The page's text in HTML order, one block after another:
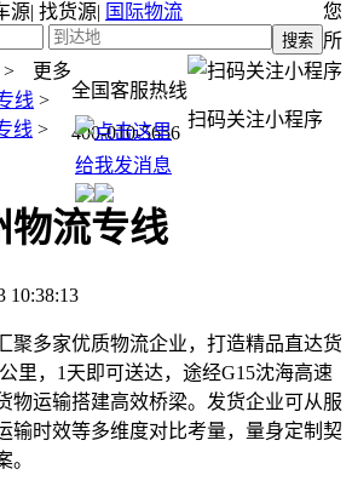
源| 找货源| 国际物流
全国客服热线
400-010-5656
扫码关注小程序
更多
您
所
>
线 >
线 >
物流专线
10:38:13
聚多家优质物流企业，打造精品直达货
里，1天即可送达，途经G15沈海高速
物运输搭建高效桥梁。发货企业可从服
输时效等多维度对比考量，量身定制契
。